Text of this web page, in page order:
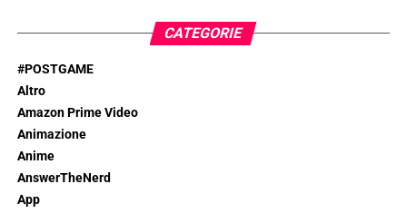
CATEGORIE
#POSTGAME
Altro
Amazon Prime Video
Animazione
Anime
AnswerTheNerd
App